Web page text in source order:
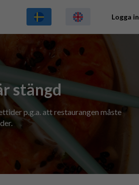
Logga in
stängd
p.g.a. att restaurangen måste